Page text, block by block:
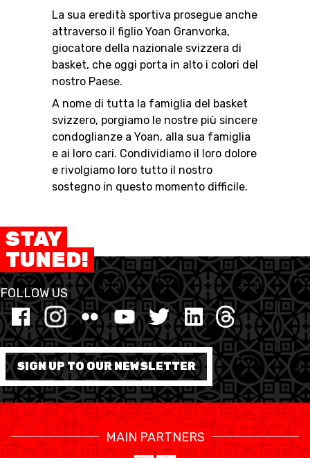
La sua eredità sportiva prosegue anche
attraverso il figlio Yoan Granvorka,
giocatore della nazionale svizzera di
basket, che oggi porta in alto i colori del
nostro Paese.
A nome di tutta la famiglia del basket
svizzero, porgiamo le nostre più sincere
condoglianze a Yoan, alla sua famiglia
e ai loro cari. Condividiamo il loro dolore
e rivolgiamo loro tutto il nostro
sostegno in questo momento difficile.
STAY
TUNED!
FOLLOW US
SIGN UP TO OUR NEWSLETTER
MAIN PARTNERS